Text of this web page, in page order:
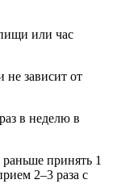
или час
не зависит от
в неделю в
принять 1
2–3 раза с